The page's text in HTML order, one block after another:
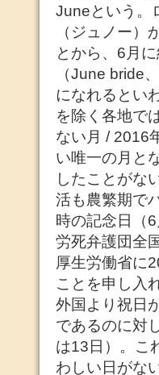
Juneという。
（ジュノー
とから、6月
（June bride
になれるとい
を除く各地で
ない月 / 2016
い唯一の月と
したことがな
活も農繁期で
時の記念日（
労死弁護団全
厚生労働省に
ことを申し入
外国より祝日
であるのに対
は13日）。こ
わしい日がな